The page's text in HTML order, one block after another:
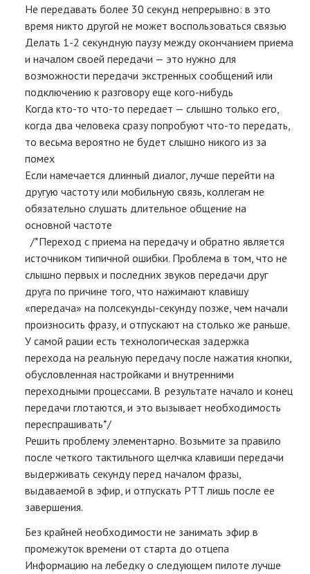
Не передавать более 30 секунд непрерывно: в это
время никто другой не может воспользоваться связью
Делать 1-2 секундную паузу между окончанием приема
и началом своей передачи — это нужно для
возможности передачи экстренных сообщений или
подключению к разговору еще кого-нибудь
Когда кто-то что-то передает — слышно только его,
когда два человека сразу попробуют что-то передать,
то весьма вероятно не будет слышно никого из за
помех
Если намечается длинный диалог, лучше перейти на
другую частоту или мобильную связь, коллегам не
обязательно слушать длительное общение на
основной частоте
/*Переход с приема на передачу и обратно является
источником типичной ошибки. Проблема в том, что не
слышно первых и последних звуков передачи друг
друга по причине того, что нажимают клавишу
«передача» на полсекунды-секунду позже, чем начали
произносить фразу, и отпускают на столько же раньше.
У самой рации есть технологическая задержка
перехода на реальную передачу после нажатия кнопки,
обусловленная настройками и внутренними
переходными процессами. В результате начало и конец
передачи глотаются, и это вызывает необходимость
переспрашивать*/
Решить проблему элементарно. Возьмите за правило
после четкого тактильного щелчка клавиши передачи
выдерживать секунду перед началом фразы,
выдаваемой в эфир, и отпускать PTT лишь после ее
завершения.
Без крайней необходимости не занимать эфир в
промежуток времени от старта до отцепа
Информацию на лебедку о следующем пилоте лучше